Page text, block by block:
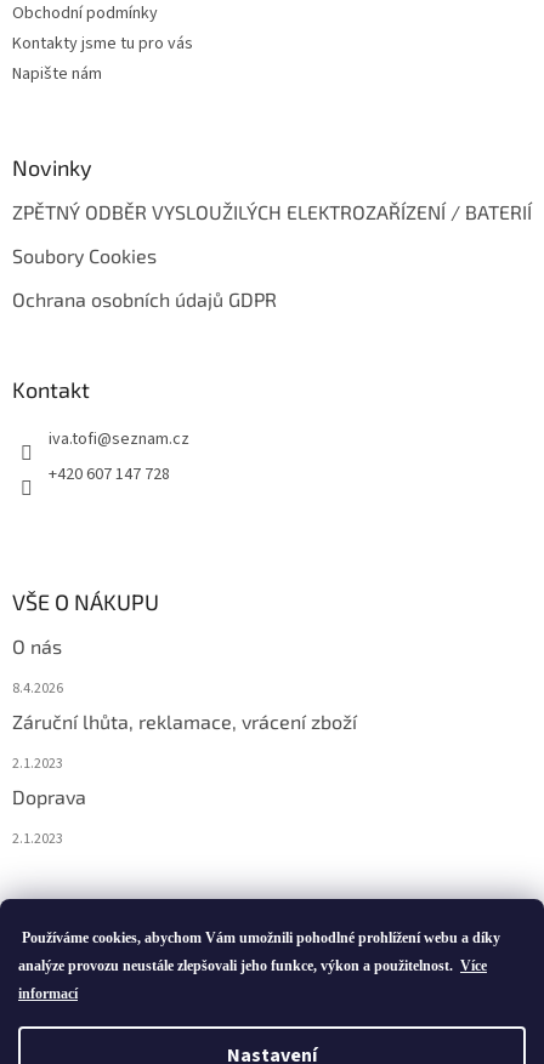
Používáme cookies, abychom Vám umožnili pohodlné prohlížení webu a díky
analýze provozu neustále zlepšovali jeho funkce, výkon a použitelnost. Více
informací
Nastavení
Obchodní podmínky
Kontakty jsme tu pro vás
Napište nám
Novinky
ZPĚTNÝ ODBĚR VYSLOUŽILÝCH ELEKTROZAŘÍZENÍ / BATERIÍ
Soubory Cookies
Ochrana osobních údajů GDPR
Kontakt
iva.tofi@seznam.cz
+420 607 147 728
VŠE O NÁKUPU
O nás
8.4.2026
Záruční lhůta, reklamace, vrácení zboží
2.1.2023
Doprava
2.1.2023
Vytvořil Shoptet